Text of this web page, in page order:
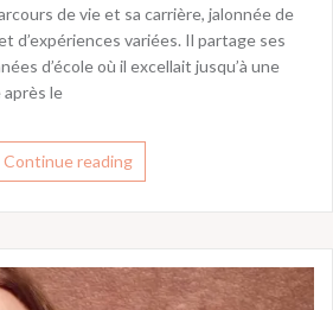
de vie et sa carrière, jalonnée de
d’expériences variées. Il partage ses
d’école où il excellait jusqu’à une
le
Continue reading